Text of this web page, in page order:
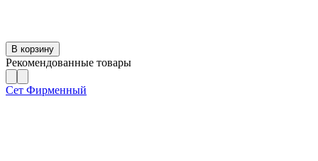
В корзину
Рекомендованные товары
Сет Фирменный